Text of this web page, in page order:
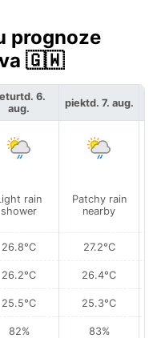
prognoze
🇬🇼
6.
aug.
rain
shower
26.8°C
26.2°C
25.5°C
82%
piektd. 7. aug.
Patchy rain
nearby
27.2°C
26.4°C
25.3°C
83%